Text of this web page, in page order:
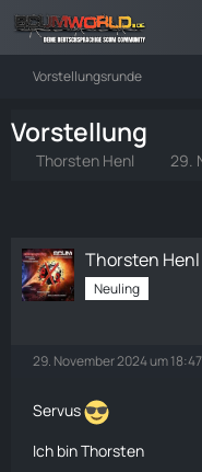
Vorstellungsrunde
Vorstellung
Thorsten Henl 29.
Thorsten Henl
Neuling
29. November 2024 um 18:47
Servus
Ich bin Thorsten